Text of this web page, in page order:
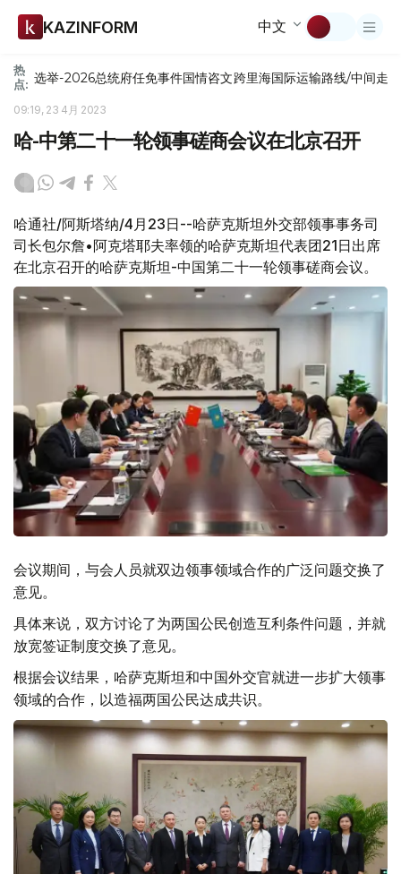
KAZINFORM 中文
热
点: 选举-2026总统府任免事件国情咨文跨里海国际运输路线/中间走廊
09:19, 23 4月 2023
哈-中第二十一轮领事磋商会议在北京召开
哈通社/阿斯塔纳/4月23日--哈萨克斯坦外交部领事事务司
司长包尔詹•阿克塔耶夫率领的哈萨克斯坦代表团21日出席
在北京召开的哈萨克斯坦-中国第二十一轮领事磋商会议。
会议期间，与会人员就双边领事领域合作的广泛问题交换了
意见。
具体来说，双方讨论了为两国公民创造互利条件问题，并就
放宽签证制度交换了意见。
根据会议结果，哈萨克斯坦和中国外交官就进一步扩大领事
领域的合作，以造福两国公民达成共识。